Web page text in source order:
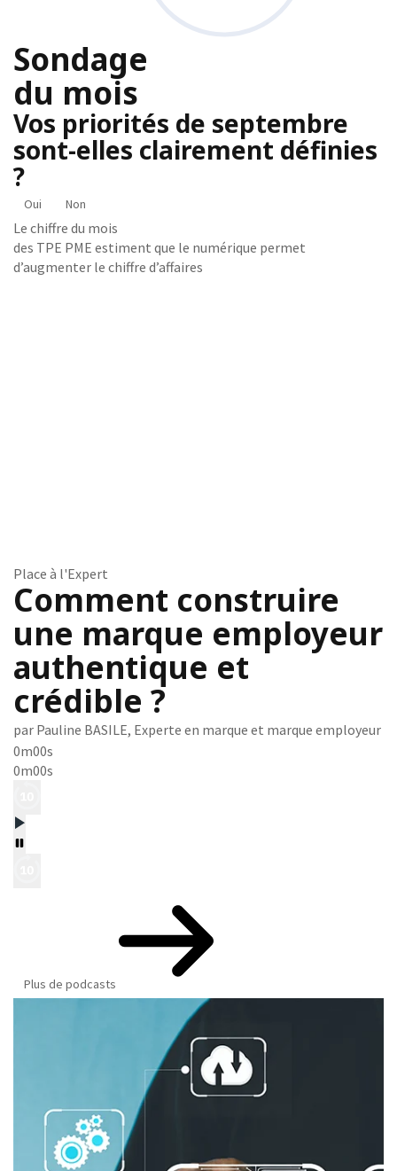
Sondage
du mois
Vos priorités de septembre
sont-elles clairement définies
?
Oui Non
Le chiffre du mois
des TPE PME estiment que le numérique permet
d’augmenter le chiffre d’affaires
Place à l'Expert
Comment construire
une marque employeur
authentique et
crédible ?
par Pauline BASILE, Experte en marque et marque employeur
0m00s
0m00s
Plus de podcasts